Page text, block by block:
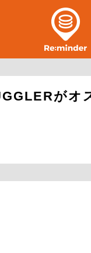
がオ